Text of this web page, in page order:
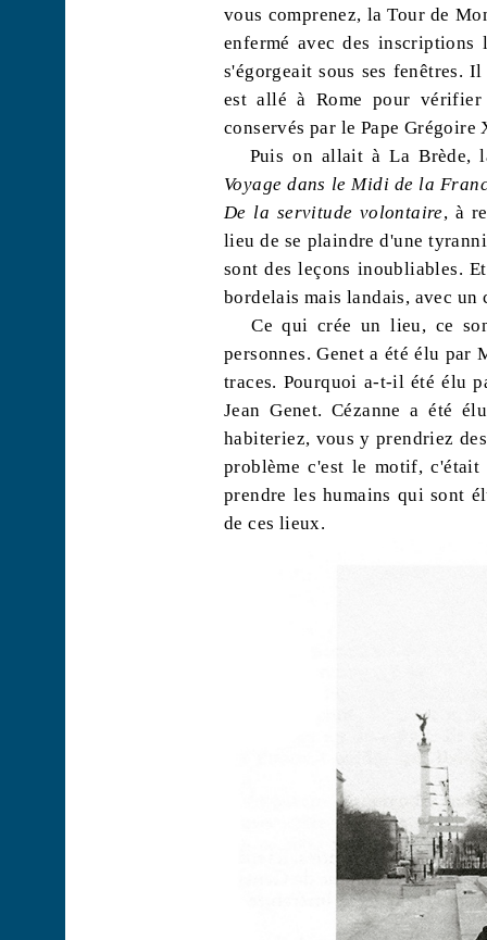
vous comprenez, la Tour de
enfermé avec des inscriptions
s'égorgeait sous ses fenêtres.
est allé à Rome pour
conservés par le Pape
Puis on allait à LaBrède,
Voyage dans le Midi de la
De la servitude volontaire, à
lieu de se plaindre d'une
sont des leçons inoubliables.
bordelais mais landais, avec un
Ce qui crée un lieu, ce
personnes. Genet a été élu par
traces. Pourquoi a-t-il été élu
Jean Genet. Cézanne a été
habiteriez, vous y prendriez
problème c'est le motif,
prendre les humains qui sont
de ces lieux.